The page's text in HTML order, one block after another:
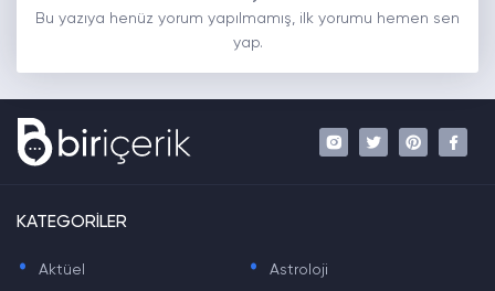
Bu yazıya henüz yorum yapılmamış, ilk yorumu hemen sen
yap.
KATEGORİLER
. Aktüel . Astroloji